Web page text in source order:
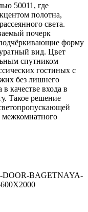
50011, где
полотна,
света.
почерк
форму
вид. Цвет
спутником
гостиных с
без лишнего
качестве входа в
Такое решение
межкомнатного
DOOR-BAGETNAYA-